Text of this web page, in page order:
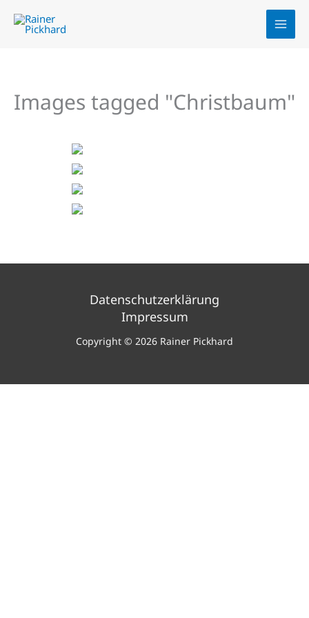
Inhalt
Images tagged "Christbaum"
Datenschutzerklärung
Impressum
Copyright © 2026 Rainer Pickhard